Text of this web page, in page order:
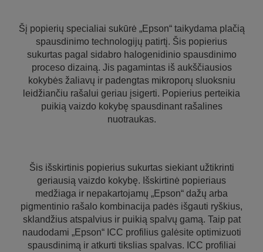
Šį popierių specialiai sukūrė „Epson“ taikydama plačią
spausdinimo technologijų patirtį. Šis popierius
sukurtas pagal sidabro halogenidinio spausdinimo
proceso dizainą. Jis pagamintas iš aukščiausios
kokybės žaliavų ir padengtas mikroporų sluoksniu
leidžiančiu rašalui geriau įsigerti. Popierius perteikia
puikią vaizdo kokybę spausdinant rašalines
nuotraukas.
Šis išskirtinis popierius sukurtas siekiant užtikrinti
geriausią vaizdo kokybę. Išskirtinė popieriaus
medžiaga ir nepakartojamų „Epson“ dažų arba
pigmentinio rašalo kombinacija padės išgauti ryškius,
sklandžius atspalvius ir puikią spalvų gamą. Taip pat
naudodami „Epson“ ICC profilius galėsite optimizuoti
spausdinimą ir atkurti tikslias spalvas. ICC profiliai